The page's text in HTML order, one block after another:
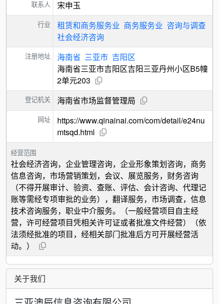
联系人 宋申玉
行业 租赁和商务服务业 商务服务业 咨询与调查
社会经济咨询
注册地址 海南省 三亚市 吉阳区
海南省三亚市吉阳区吉阳三亚丹州小区B5幢
2单元203
登记机关 海南省市场监督管理局
网址
https://www.qinainai.com/com/detail/e24nu
mtsqd.html
经营范围
社会经济咨询，企业管理咨询，企业形象策划咨询，商务
信息咨询，市场营销策划，会议、展览服务，财务咨询
（不得开展审计、验资、查账、评估、会计咨询、代理记
账等需经专项审批的业务），翻译服务，市场调查，信息
技术咨询服务，职业中介服务。（一般经营项目自主经
营，许可经营项目凭相关许可证或者批准文件经营）（依
法须经批准的项目，经相关部门批准后方可开展经营活
动。）
关于我们